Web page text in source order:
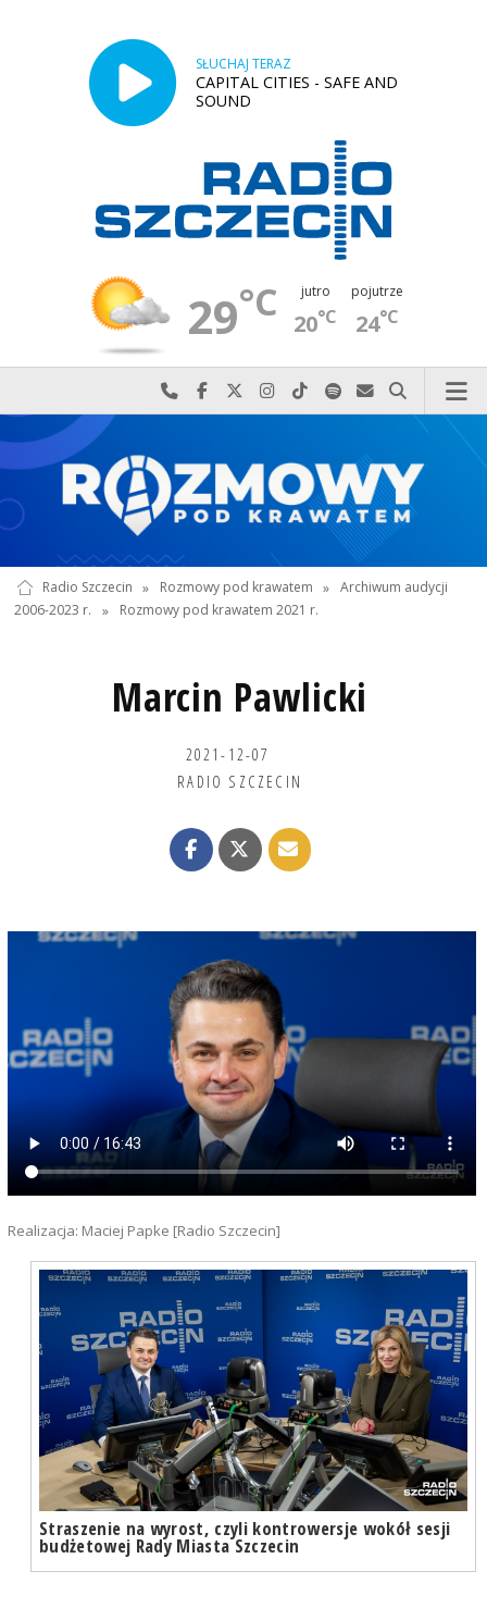
SŁUCHAJ TERAZ
CAPITAL CITIES - SAFE AND
SOUND
29°C jutro
20°C
pojutrze
24°C
Najlepiej po prostu do nas zadzwoń
Odwiedź nas na Facebook-u
Odwiedź nas na X
Odwiedź nas na Instagram-ie
Odwiedź nas na TikTok-u
Szukaj nas na Spotify
Wyślij do nas
Szukaj
Radio Szczecin » Rozmowy pod krawatem » Archiwum audycji
2006-2023 r.
» Rozmowy pod krawatem 2021 r.
Marcin Pawlicki
2021-12-07
RADIO SZCZECIN
Realizacja: Maciej Papke [Radio Szczecin]
Straszenie na wyrost, czyli kontrowersje wokół sesji
budżetowej Rady Miasta Szczecin